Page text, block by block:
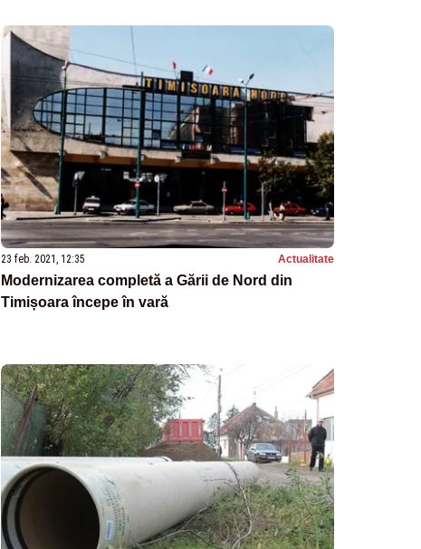
23 feb. 2021, 12:35 Actualitate
Modernizarea completă a Gării de Nord din
Timișoara începe în vară